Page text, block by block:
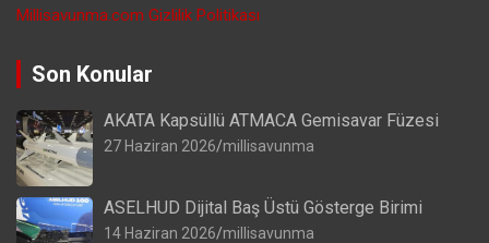
Millisavunma.com Gizlilik Politikası
Son Konular
AKATA Kapsüllü ATMACA Gemisavar Füzesi
27 Haziran 2026 millisavunma
ASELHUD Dijital Baş Üstü Gösterge Birimi
14 Haziran 2026 millisavunma